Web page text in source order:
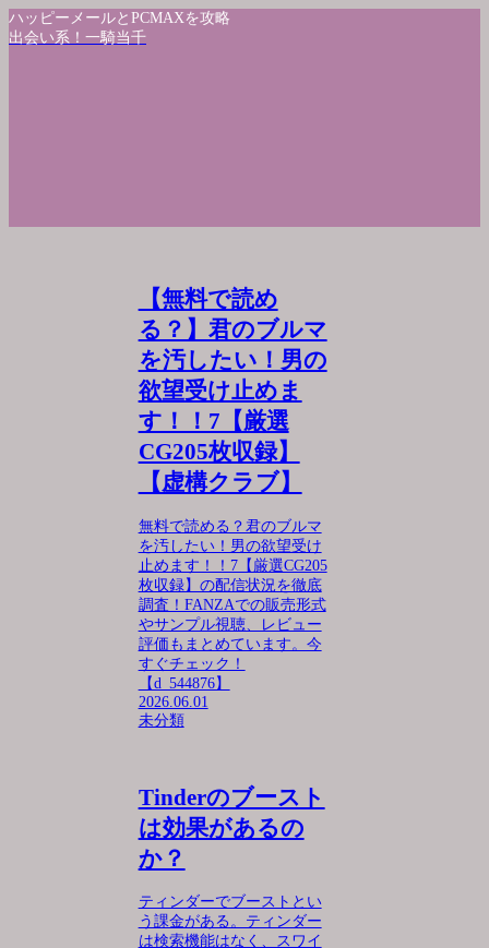
ハッピーメールとPCMAXを攻略
出会い系！一騎当千
【無料で読め
る？】君のブルマ
を汚したい！男の
欲望受け止めま
す！！7【厳選
CG205枚収録】
【虚構クラブ】
無料で読める？君のブルマ
を汚したい！男の欲望受け
止めます！！7【厳選CG205
枚収録】の配信状況を徹底
調査！FANZAでの販売形式
やサンプル視聴、レビュー
評価もまとめています。今
すぐチェック！
【d_544876】
2026.06.01
未分類
Tinderのブースト
は効果があるの
か？
ティンダーでブーストとい
う課金がある。ティンダー
は検索機能はなく、スワイ